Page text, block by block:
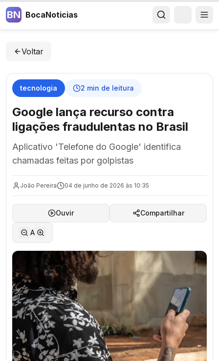
BN BocaNoticias
Voltar
tecnologia 2 min de leitura
Google lança recurso contra
ligações fraudulentas no Brasil
Aplicativo 'Telefone do Google' identifica
chamadas feitas por golpistas
João Pereira 04 de junho de 2026 às 10:35
Ouvir Compartilhar
A